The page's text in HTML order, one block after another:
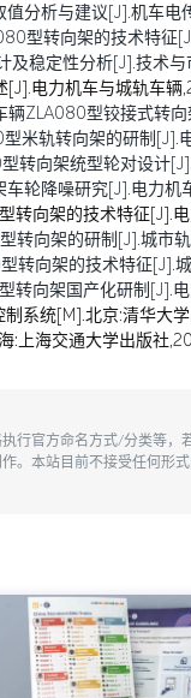
值分析与建议[J].机车
型转向架的技术特征
及稳定性分析[J].技术
电力机车与城轨车辆
ZLA080型铰接式转
米轨转向架的研制
转向架统型轮对设计
轮降噪研究[J].电力
转向架的技术特征[J].
转向架的研制[J].城市
转向架的技术特征[J].
转向架国产化研制[J].
系统[M].北京:清华大
:上海交通大学出版社
行官方命名方式/分类等
。本站目前不接受任何形